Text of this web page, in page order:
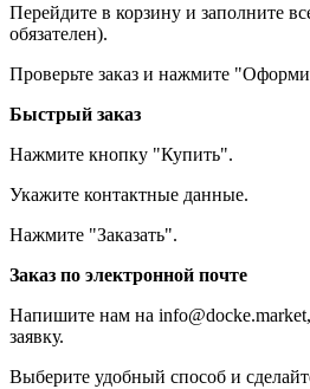
Перейдите в корзину и заполните
обязателен).
Проверьте заказ и нажмите
Быстрый заказ
Нажмите кнопку "Купить".
Укажите контактные данные.
Нажмите "Заказать".
Заказ по электронной почте
Напишите нам на
заявку.
Выберите удобный способ и